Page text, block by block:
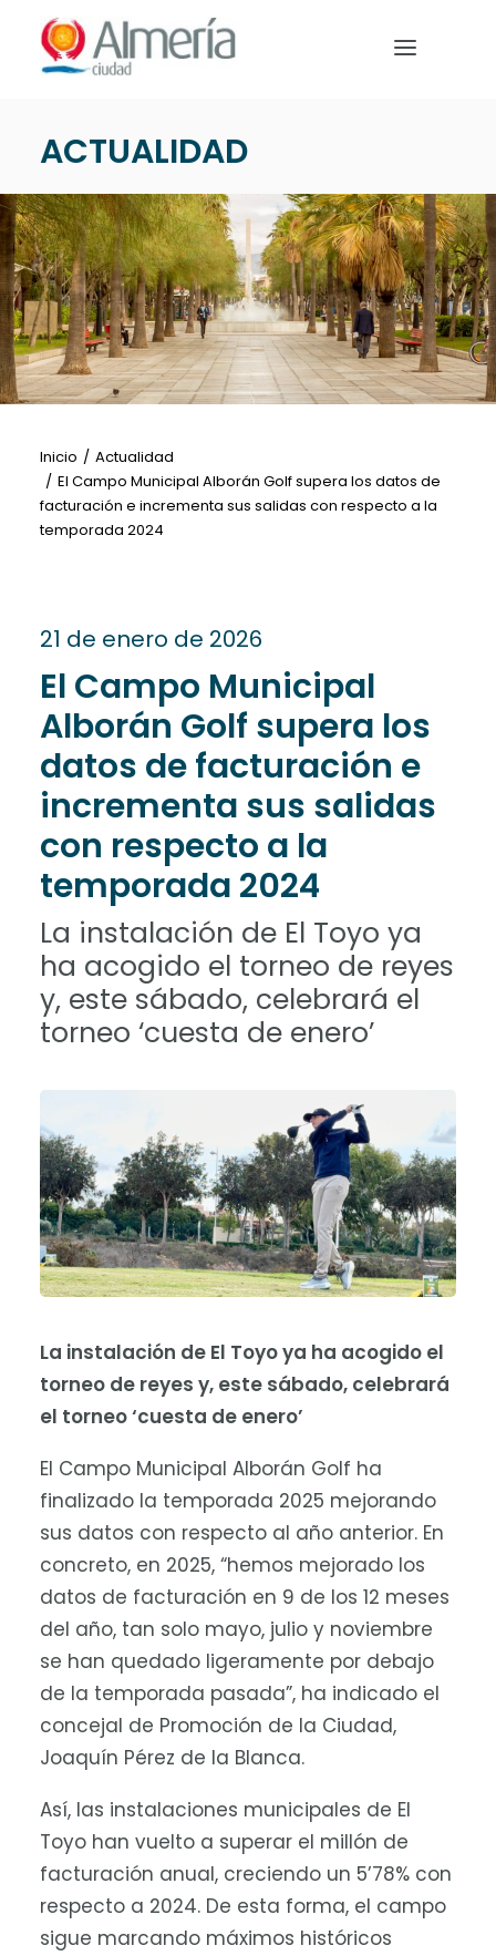
Nota:
este
sistema
de
accesibilidad.
QUÉ HACER
EVENTOS
NOTICIAS
ACTUALIDAD
Inicio
Actualidad
El Campo Municipal Alborán Golf supera los datos de
facturación e incrementa sus salidas con respecto a la
temporada 2024
21 de enero de 2026
El Campo Municipal
Alborán Golf supera los
datos de facturación e
incrementa sus salidas
con respecto a la
temporada 2024
La instalación de El Toyo ya
ha acogido el torneo de reyes
y, este sábado, celebrará el
torneo ‘cuesta de enero’
La instalación de El Toyo ya ha acogido el
torneo de reyes y, este sábado, celebrará
el torneo ‘cuesta de enero’
El Campo Municipal Alborán Golf ha
finalizado la temporada 2025 mejorando
sus datos con respecto al año anterior. En
concreto, en 2025, “hemos mejorado los
datos de facturación en 9 de los 12 meses
del año, tan solo mayo, julio y noviembre
se han quedado ligeramente por debajo
de la temporada pasada”, ha indicado el
concejal de Promoción de la Ciudad,
Joaquín Pérez de la Blanca.
Así, las instalaciones municipales de El
Toyo han vuelto a superar el millón de
facturación anual, creciendo un 5’78% con
respecto a 2024. De esta forma, el campo
sigue marcando máximos históricos